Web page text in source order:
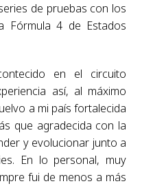
de pruebas con los
Fórmula 4 de Estados
en el circuito
así, al máximo
a mi país fortalecida
que agradecida con la
y evolucionar junto a
En lo personal, muy
fui de menos a más